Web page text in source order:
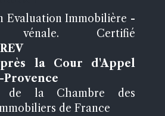
Evaluation Immobilière -
vénale. Certifié
REV
la Cour d'Appel
Provence
de la Chambre des
de France